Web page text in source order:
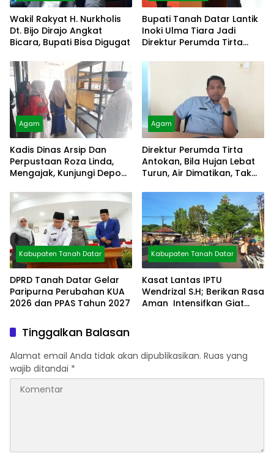
Wakil Rakyat H. Nurkholis
Dt. Bijo Dirajo Angkat
Bicara, Bupati Bisa Digugat
Bupati Tanah Datar Lantik
Inoki Ulma Tiara Jadi
Direktur Perumda Tirta
Agam
Kadis Dinas Arsip Dan
Perpustaan Roza Linda,
Mengajak, Kunjungi Depo
Agam
Direktur Perumda Tirta
Antokan, Bila Hujan Lebat
Turun, Air Dimatikan, Tak
Kabupaten Tanah Datar
DPRD Tanah Datar Gelar
Paripurna Perubahan KUA
2026 dan PPAS Tahun 2027
Kabupaten Tanah Datar
Kasat Lantas IPTU
Wendrizal S.H; Berikan Rasa
Aman Intensifkan Giat
Tinggalkan Balasan
Alamat email Anda tidak akan dipublikasikan. Ruas yang
wajib ditandai *